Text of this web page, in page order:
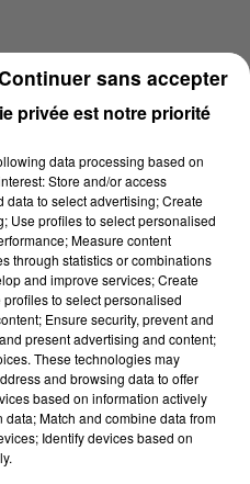
privée est notre priorité
data processing based on
Store and/or access
to select advertising; Create
Use profiles to select personalised
Measure content
through statistics or combinations
and improve services; Create
to select personalised
Ensure security, prevent and
present advertising and content;
These technologies may
and browsing data to offer
based on information actively
Match and combine data from
Identify devices based on
sans accepter